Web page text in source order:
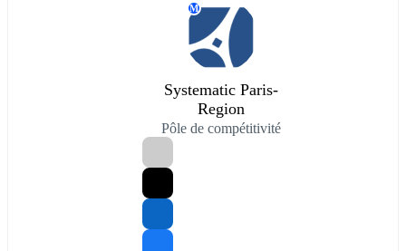
M
Systematic Paris-
Region
Pôle de compétitivité